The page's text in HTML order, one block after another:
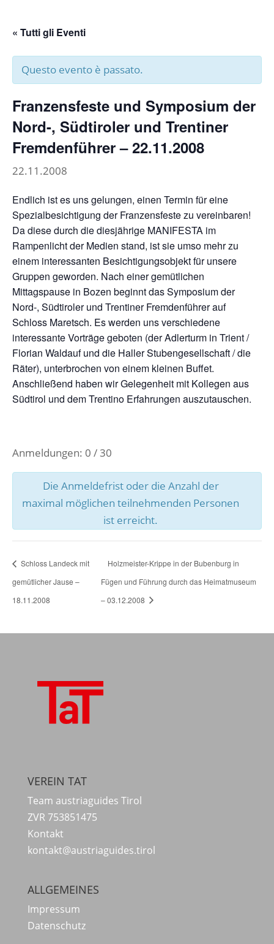
« Tutti gli Eventi
Questo evento è passato.
Franzensfeste und Symposium der
Nord-, Südtiroler und Trentiner
Fremdenführer – 22.11.2008
22.11.2008
Endlich ist es uns gelungen, einen Termin für eine
Spezialbesichtigung der Franzensfeste zu vereinbaren!
Da diese durch die diesjährige MANIFESTA im
Rampenlicht der Medien stand, ist sie umso mehr zu
einem interessanten Besichtigungsobjekt für unsere
Gruppen geworden. Nach einer gemütlichen
Mittagspause in Bozen beginnt das Symposium der
Nord-, Südtiroler und Trentiner Fremdenführer auf
Schloss Maretsch. Es werden uns verschiedene
interessante Vorträge geboten (der Adlerturm in Trient /
Florian Waldauf und die Haller Stubengesellschaft / die
Räter), unterbrochen von einem kleinen Buffet.
Anschließend haben wir Gelegenheit mit Kollegen aus
Südtirol und dem Trentino Erfahrungen auszutauschen.
Anmeldungen: 0 / 30
Die Anmeldefrist oder die Anzahl der
maximal möglichen teilnehmenden Personen
ist erreicht.
Schloss Landeck mit
gemütlicher Jause –
18.11.2008
Holzmeister-Krippe in der Bubenburg in
Fügen und Führung durch das Heimatmuseum
– 03.12.2008
VEREIN TAT
Team austriaguides Tirol
ZVR 753851475
Kontakt
kontakt@austriaguides.tirol
ALLGEMEINES
Impressum
Datenschutz